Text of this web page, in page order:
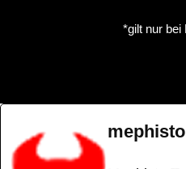
*gilt nur bei
mephisto